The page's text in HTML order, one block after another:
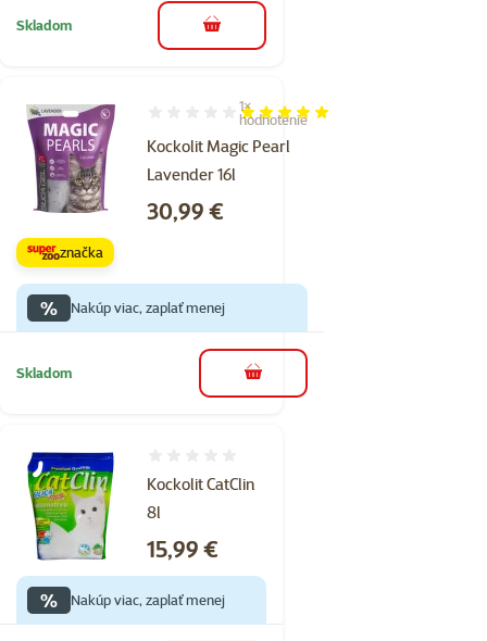
Skladom do košíka
Kockolit Magic Pearl
Lavender 16l
Hodnotenie 100%, počet hodnotení: 1
1×
hodnotenie
Cena
30,99 €
značka
% Nakúp viac, zaplať menej
Skladom do košíka
Kockolit CatClin
8l
Cena
15,99 €
% Nakúp viac, zaplať menej